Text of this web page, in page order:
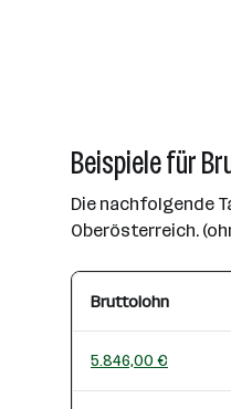
Beispiele für
Die nachfolgende
Oberösterreich.
Bruttolohn
5.846,00 €